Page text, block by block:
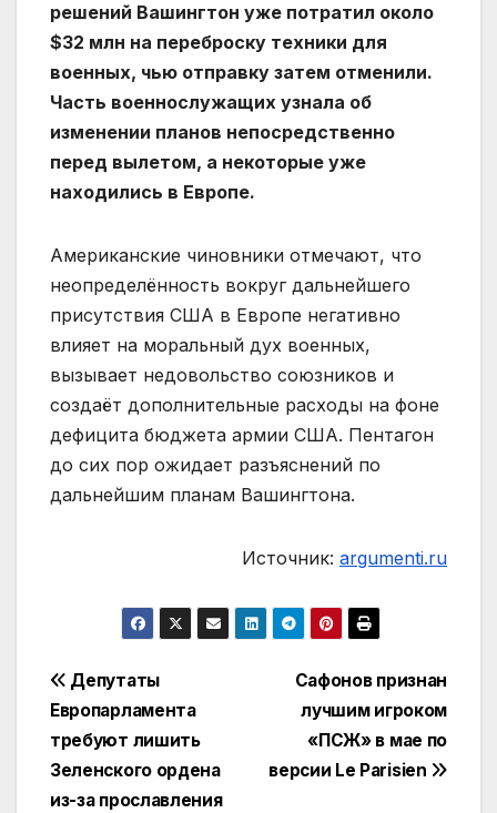
решений Вашингтон уже потратил около
$32 млн на переброску техники для
военных, чью отправку затем отменили.
Часть военнослужащих узнала об
изменении планов непосредственно
перед вылетом, а некоторые уже
находились в Европе.
Американские чиновники отмечают, что
неопределённость вокруг дальнейшего
присутствия США в Европе негативно
влияет на моральный дух военных,
вызывает недовольство союзников и
создаёт дополнительные расходы на фоне
дефицита бюджета армии США. Пентагон
до сих пор ожидает разъяснений по
дальнейшим планам Вашингтона.
Источник: argumenti.ru
Навигация
по
записям
Сафонов признан
лучшим игроком
«ПСЖ» в мае по
версии Le Parisien
Депутаты
Европарламента
требуют лишить
Зеленского ордена
из-за прославления